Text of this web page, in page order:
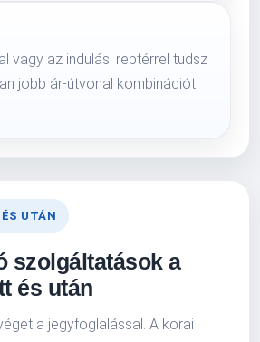
vagy az indulási reptérrel tudsz
jobb ár-útvonal kombinációt
UTÁN
szolgáltatások a
és után
a jegyfoglalással. A korai